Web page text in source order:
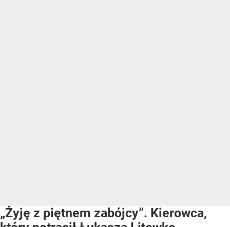
„Żyję z piętnem zabójcy”. Kierowca,